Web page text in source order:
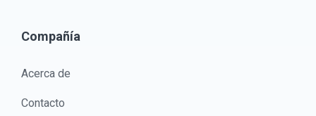
Compañía
Acerca de
Contacto